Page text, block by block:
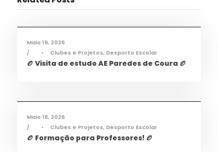
Desporto,Notícias
Maio 19, 2026
•
Clubes e Projetos, Desporto Escolar
🏉 Visita de estudo AE Paredes de Coura 🏉
Maio 18, 2026
•
Clubes e Projetos, Desporto Escolar
🏉 Formação para Professores! 🏉